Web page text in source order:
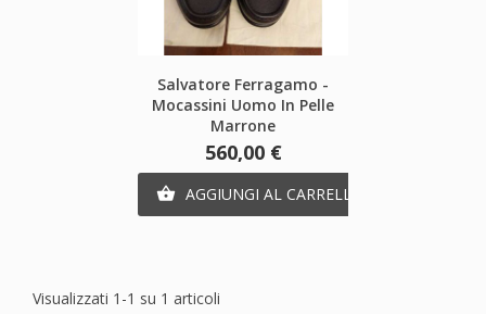
Salvatore Ferragamo -
Mocassini Uomo In Pelle
Marrone
Prezzo
560,00 €
 AGGIUNGI AL CARRELLO
Visualizzati 1-1 su 1 articoli